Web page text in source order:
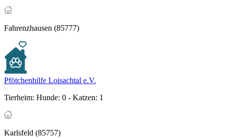
Fahrenzhausen (85777)
Pfötchenhilfe Loisachtal e.V.
Tierheim: Hunde: 0 - Katzen: 1
Karlsfeld (85757)